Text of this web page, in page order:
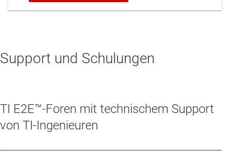
Support und Schulungen
TI E2E™-Foren mit technischem Support
von TI-Ingenieuren